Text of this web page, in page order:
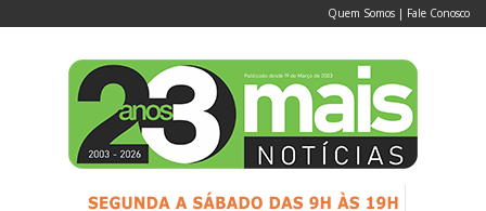
Quem Somos | Fale Conosco